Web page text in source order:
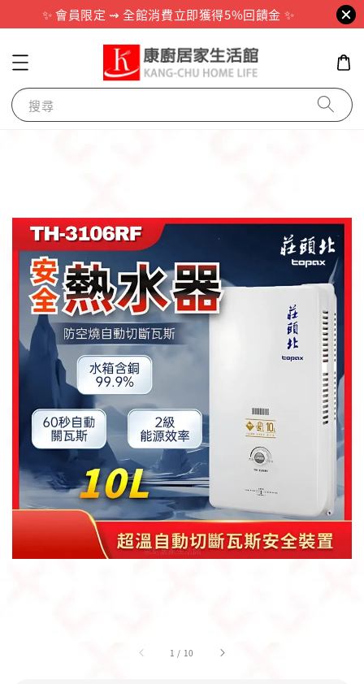
✨ 會員限定 ⇝ 全館消費立即獲得5%回饋金 ✨
搜尋
1 / 10